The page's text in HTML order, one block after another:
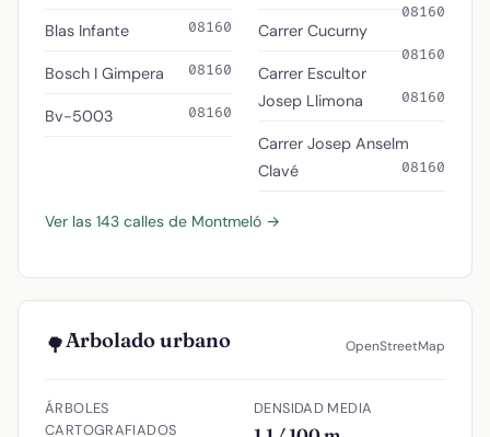
Blas Infante 08160
Bosch I Gimpera 08160
Bv-5003 08160
08160
Carrer Cucurny
08160
Carrer Escultor
Josep Llimona
08160
Carrer Josep Anselm
Clavé
08160
Ver las 143 calles de Montmeló →
🌳Arbolado urbano OpenStreetMap
ÁRBOLES
CARTOGRAFIADOS
DENSIDAD MEDIA